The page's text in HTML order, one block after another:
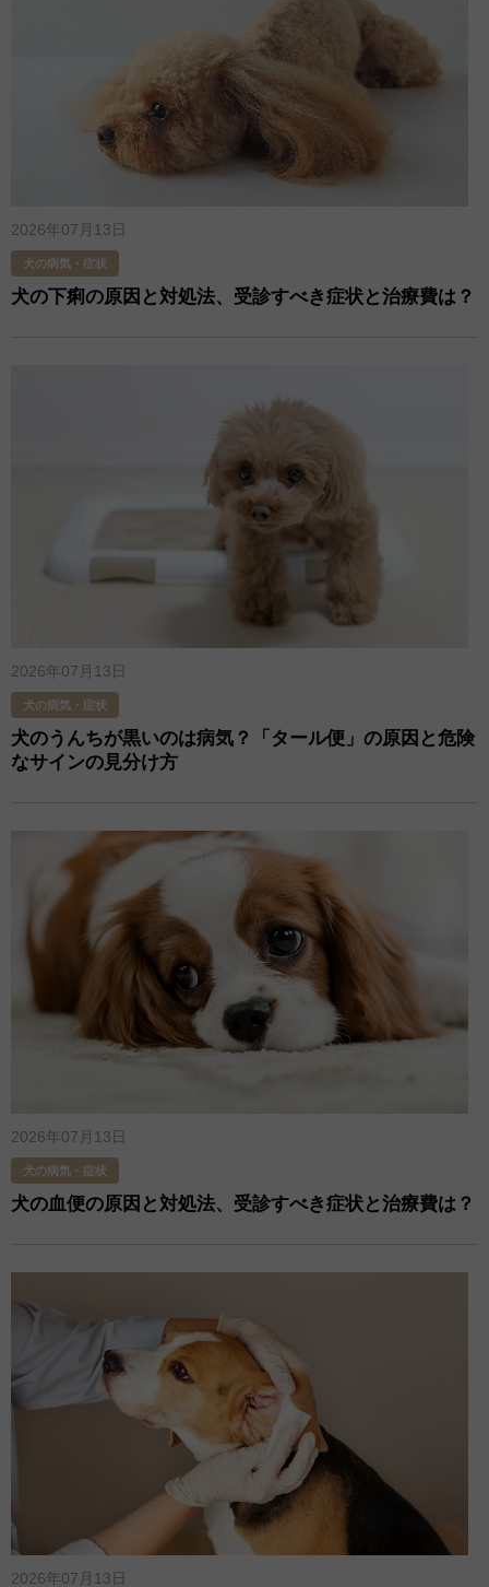
2026年07月13日
犬の病気・症状
犬の下痢の原因と対処法、受診すべき症状と治療費は？
2026年07月13日
犬の病気・症状
犬のうんちが黒いのは病気？「タール便」の原因と危険
なサインの見分け方
2026年07月13日
犬の病気・症状
犬の血便の原因と対処法、受診すべき症状と治療費は？
2026年07月13日